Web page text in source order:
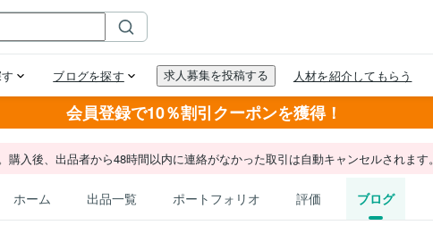
会員登録で10％割引クーポンを獲得！
入後、出品者から48時間以内に連絡がなかった取引は自動キャンセルされます。
ホーム 出品一覧 ポートフォリオ 評価 ブログ